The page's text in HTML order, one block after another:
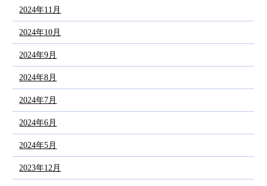
2024年11月
2024年10月
2024年9月
2024年8月
2024年7月
2024年6月
2024年5月
2023年12月